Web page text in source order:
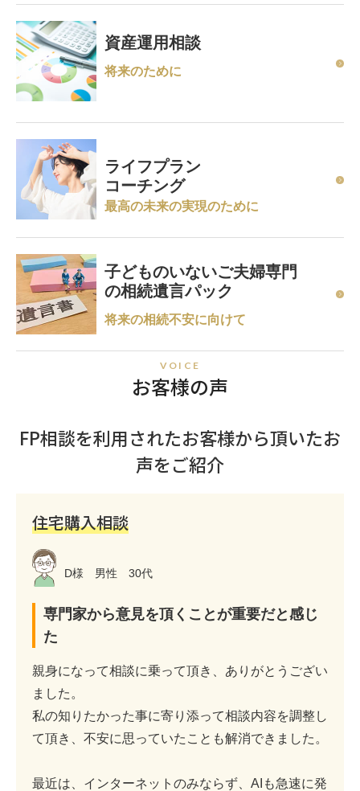
資産運用相談
将来のために
ライフプラン
コーチング
最高の未来の実現のために
子どものいないご夫婦専門
の相続遺言パック
将来の相続不安に向けて
VOICE
お客様の声
FP相談を利用されたお客様から頂いたお
声をご紹介
住宅購入相談
D様 男性 30代
専門家から意見を頂くことが重要だと感じ
た
親身になって相談に乗って頂き、ありがとうござい
ました。
私の知りたかった事に寄り添って相談内容を調整し
て頂き、不安に思っていたことも解消できました。
最近は、インターネットのみならず、AIも急速に発